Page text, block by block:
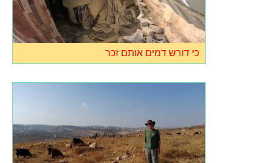
כי דורש דמים אותם זכר